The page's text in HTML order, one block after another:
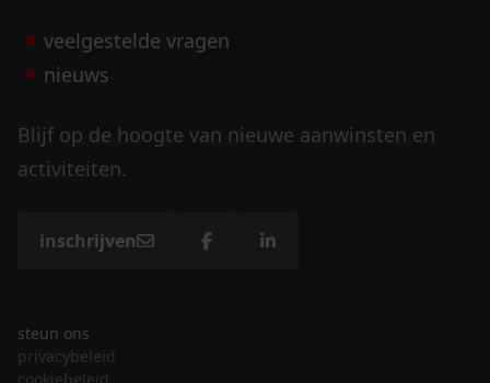
veelgestelde vragen
nieuws
Blijf op de hoogte van nieuwe aanwinsten en
activiteiten.
inschrijven
steun ons
privacybeleid
cookiebeleid